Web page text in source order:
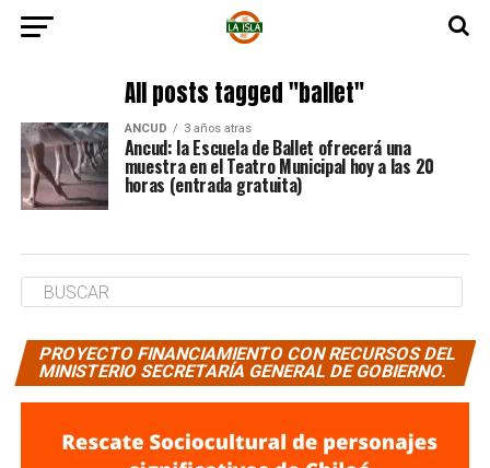
All posts tagged "ballet"
ANCUD 3 años atras
Ancud: la Escuela de Ballet ofrecerá una
muestra en el Teatro Municipal hoy a las 20
horas (entrada gratuita)
PROYECTO FINANCIAMIENTO CON RECURSOS DEL
MINISTERIO SECRETARÍA GENERAL DE GOBIERNO.